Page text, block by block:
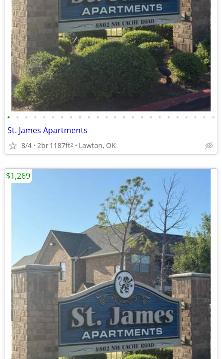
• • • • • • • • • • • • • • • • • • • • • • • •
St. James Apartments
8/4 2br1187ft2 Lawton, OK
$1,269